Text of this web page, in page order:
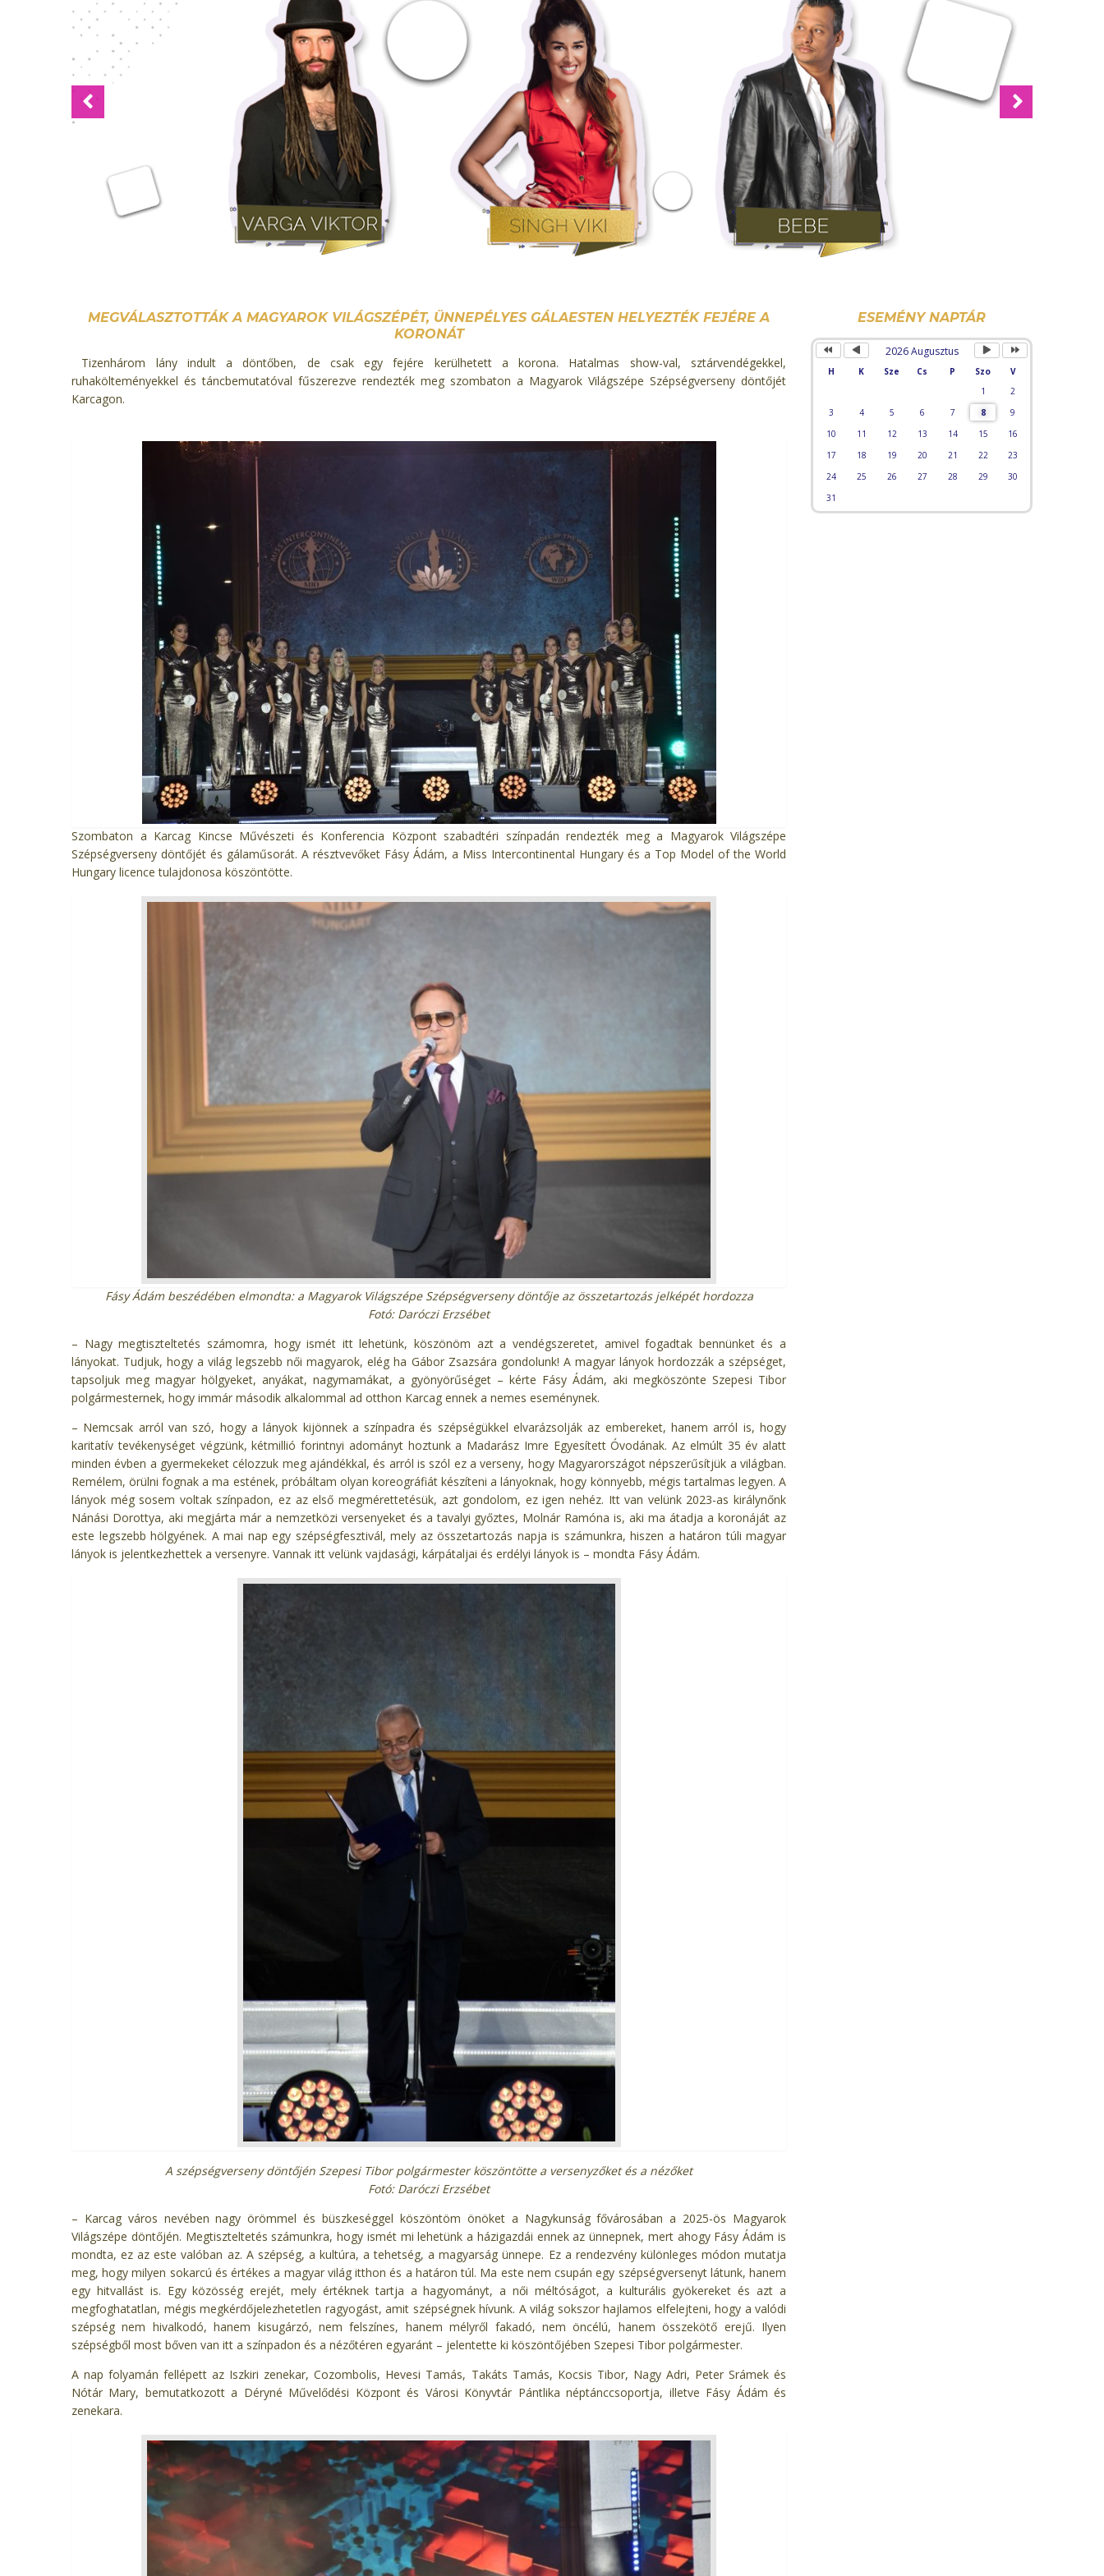
Previous Next
MEGVÁLASZTOTTÁK A MAGYAROK VILÁGSZÉPÉT, ÜNNEPÉLYES GÁLAESTEN HELYEZTÉK FEJÉRE A
KORONÁT
Tizenhárom lány indult a döntőben, de csak egy fejére kerülhetett a korona. Hatalmas show-val, sztárvendégekkel,
ruhakölteményekkel és táncbemutatóval fűszerezve rendezték meg szombaton a Magyarok Világszépe Szépségverseny döntőjét
Karcagon.
Szombaton a Karcag Kincse Művészeti és Konferencia Központ szabadtéri színpadán rendezték meg a Magyarok Világszépe
Szépségverseny döntőjét és gálaműsorát. A résztvevőket Fásy Ádám, a Miss Intercontinental Hungary és a Top Model of the World
Hungary licence tulajdonosa köszöntötte.
Fásy Ádám beszédében elmondta: a Magyarok Világszépe Szépségverseny döntője az összetartozás jelképét hordozza
Fotó: Daróczi Erzsébet
– Nagy megtiszteltetés számomra, hogy ismét itt lehetünk, köszönöm azt a vendégszeretet, amivel fogadtak bennünket és a
lányokat. Tudjuk, hogy a világ legszebb női magyarok, elég ha Gábor Zsazsára gondolunk! A magyar lányok hordozzák a szépséget,
tapsoljuk meg magyar hölgyeket, anyákat, nagymamákat, a gyönyörűséget – kérte Fásy Ádám, aki megköszönte Szepesi Tibor
polgármesternek, hogy immár második alkalommal ad otthon Karcag ennek a nemes eseménynek.
– Nemcsak arról van szó, hogy a lányok kijönnek a színpadra és szépségükkel elvarázsolják az embereket, hanem arról is, hogy
karitatív tevékenységet végzünk, kétmillió forintnyi adományt hoztunk a Madarász Imre Egyesített Óvodának. Az elmúlt 35 év alatt
minden évben a gyermekeket célozzuk meg ajándékkal, és arról is szól ez a verseny, hogy Magyarországot népszerűsítjük a világban.
Remélem, örülni fognak a ma estének, próbáltam olyan koreográfiát készíteni a lányoknak, hogy könnyebb, mégis tartalmas legyen. A
lányok még sosem voltak színpadon, ez az első megmérettetésük, azt gondolom, ez igen nehéz. Itt van velünk 2023-as királynőnk
Nánási Dorottya, aki megjárta már a nemzetközi versenyeket és a tavalyi győztes, Molnár Ramóna is, aki ma átadja a koronáját az
este legszebb hölgyének. A mai nap egy szépségfesztivál, mely az összetartozás napja is számunkra, hiszen a határon túli magyar
lányok is jelentkezhettek a versenyre. Vannak itt velünk vajdasági, kárpátaljai és erdélyi lányok is – mondta Fásy Ádám.
A szépségverseny döntőjén Szepesi Tibor polgármester köszöntötte a versenyzőket és a nézőket
Fotó: Daróczi Erzsébet
– Karcag város nevében nagy örömmel és büszkeséggel köszöntöm önöket a Nagykunság fővárosában a 2025-ös Magyarok
Világszépe döntőjén. Megtiszteltetés számunkra, hogy ismét mi lehetünk a házigazdái ennek az ünnepnek, mert ahogy Fásy Ádám is
mondta, ez az este valóban az. A szépség, a kultúra, a tehetség, a magyarság ünnepe. Ez a rendezvény különleges módon mutatja
meg, hogy milyen sokarcú és értékes a magyar világ itthon és a határon túl. Ma este nem csupán egy szépségversenyt látunk, hanem
egy hitvallást is. Egy közösség erejét, mely értéknek tartja a hagyományt, a női méltóságot, a kulturális gyökereket és azt a
megfoghatatlan, mégis megkérdőjelezhetetlen ragyogást, amit szépségnek hívunk. A világ sokszor hajlamos elfelejteni, hogy a valódi
szépség nem hivalkodó, hanem kisugárzó, nem felszínes, hanem mélyről fakadó, nem öncélú, hanem összekötő erejű. Ilyen
szépségből most bőven van itt a színpadon és a nézőtéren egyaránt – jelentette ki köszöntőjében Szepesi Tibor polgármester.
A nap folyamán fellépett az Iszkiri zenekar, Cozombolis, Hevesi Tamás, Takáts Tamás, Kocsis Tibor, Nagy Adri, Peter Srámek és
Nótár Mary, bemutatkozott a Déryné Művelődési Központ és Városi Könyvtár Pántlika néptánccsoportja, illetve Fásy Ádám és
zenekara.
ESEMÉNY NAPTÁR
2026 Augusztus
H K Sze Cs P Szo
V
1
2
3
4 5 6 7 8
9
10
11 12 13 14 15
16
17
18 19 20 21 22
23
24
25 26 27 28 29
30
31